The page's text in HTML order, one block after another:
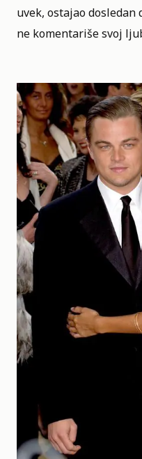
uvek, ostajao
ne komentariše svoj